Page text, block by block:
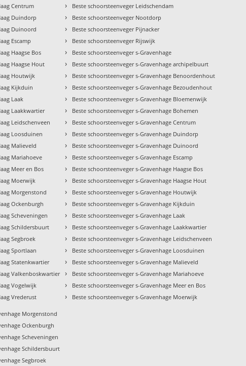
Centrum
Duindorp
Duinoord
Escamp
Haagse Bos
Haagse Hout
Houtwijk
Kijkduin
Laak
Laakkwartier
Leidschenveen
Loosduinen
Malieveld
Mariahoeve
Meer en Bos
Moerwijk
Morgenstond
Ockenburgh
Scheveningen
Schildersbuurt
Segbroek
Sportlaan
Statenkwartier
Valkenboskwartier
Vogelwijk
Vrederust
› Beste schoorsteenveger Leidschendam
› Beste schoorsteenveger Nootdorp
› Beste schoorsteenveger Pijnacker
› Beste schoorsteenveger Rijswijk
› Beste schoorsteenveger s-Gravenhage
› Beste schoorsteenveger s-Gravenhage archipelbuurt
› Beste schoorsteenveger s-Gravenhage Benoordenhout
› Beste schoorsteenveger s-Gravenhage Bezoudenhout
› Beste schoorsteenveger s-Gravenhage Bloemenwijk
› Beste schoorsteenveger s-Gravenhage Bohemen
› Beste schoorsteenveger s-Gravenhage Centrum
› Beste schoorsteenveger s-Gravenhage Duindorp
› Beste schoorsteenveger s-Gravenhage Duinoord
› Beste schoorsteenveger s-Gravenhage Escamp
› Beste schoorsteenveger s-Gravenhage Haagse Bos
› Beste schoorsteenveger s-Gravenhage Haagse Hout
› Beste schoorsteenveger s-Gravenhage Houtwijk
› Beste schoorsteenveger s-Gravenhage Kijkduin
› Beste schoorsteenveger s-Gravenhage Laak
› Beste schoorsteenveger s-Gravenhage Laakkwartier
› Beste schoorsteenveger s-Gravenhage Leidschenveen
› Beste schoorsteenveger s-Gravenhage Loosduinen
› Beste schoorsteenveger s-Gravenhage Malieveld
› Beste schoorsteenveger s-Gravenhage Mariahoeve
› Beste schoorsteenveger s-Gravenhage Meer en Bos
› Beste schoorsteenveger s-Gravenhage Moerwijk
Morgenstond
Ockenburgh
Scheveningen
Schildersbuurt
Segbroek